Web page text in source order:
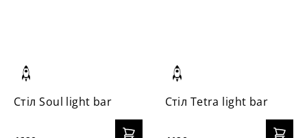
Стіл Soul light bar Стіл Tetra light bar